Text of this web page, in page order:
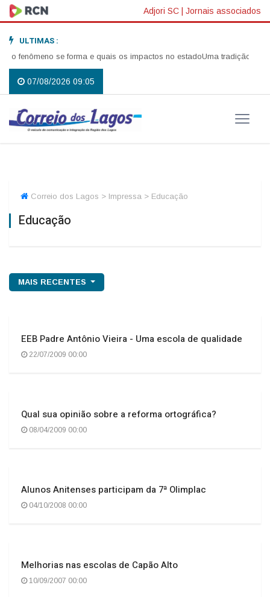
Adjori SC | Jornais associados
ULTIMAS :
se forma e quais os impactos no estadoUma tradição que
07/08/2026 09:05
Correio dos Lagos > Impressa > Educação
Educação
MAIS RECENTES
EEB Padre Antônio Vieira - Uma escola de qualidade
22/07/2009 00:00
Qual sua opinião sobre a reforma ortográfica?
08/04/2009 00:00
Alunos Anitenses participam da 7ª Olimplac
04/10/2008 00:00
Melhorias nas escolas de Capão Alto
10/09/2007 00:00